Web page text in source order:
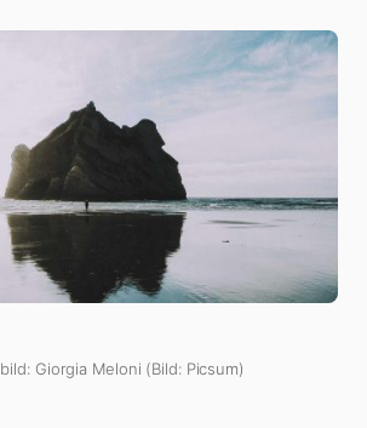
Giorgia Meloni (Bild: Picsum)